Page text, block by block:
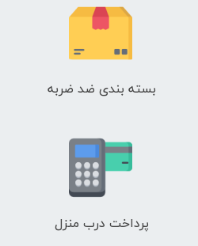
بسته بندی ضد ضربه
پرداخت درب منزل